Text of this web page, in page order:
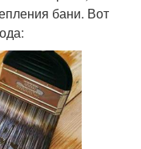
бани. Вот